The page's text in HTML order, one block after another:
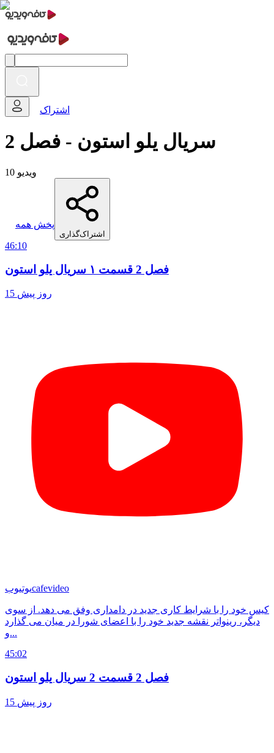
اشتراک
سریال یلو استون - فصل 2
10 ویدیو
پخش همه
اشتراک‌گذاری
46:10
فصل 2 قسمت ۱ سریال یلو استون
15 روز پیش
یوتیوبcafevideo
کیس خود را با شرایط کاری جدید در دامداری وفق می دهد. از سوی
دیگر، رینواتر نقشه جدید خود را با اعضای شورا در میان می گذارد
و...
45:02
فصل 2 قسمت 2 سریال یلو استون
15 روز پیش